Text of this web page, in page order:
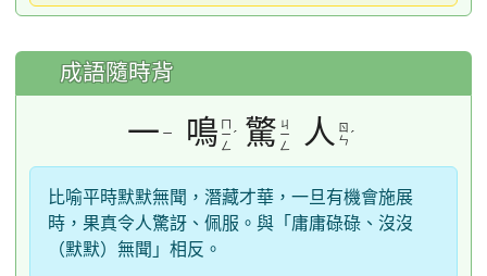
成語隨時背
一 ㄧ 鳴 ㄇ
ㄧ
ㄥ
ˊ 驚 ㄐ
ㄧ
ㄥ
人
ㄖ
ㄣ ˊ
比喻平時默默無聞，潛藏才華，一旦有機會施展
時，果真令人驚訝、佩服。與「庸庸碌碌、沒沒
（默默）無聞」相反。